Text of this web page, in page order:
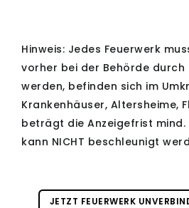
Hinweis: Jedes Feuerwerk
vorher bei der Behörde durch
werden, befinden sich im
Krankenhäuser, Altersheime,
beträgt die Anzeigefrist mind.
kann NICHT beschleunigt
JETZT FEUERWERK